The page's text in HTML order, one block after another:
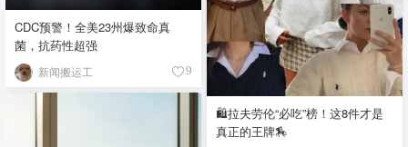
CDC预警！全美23州爆致命真
菌，抗药性超强
新闻搬运工 9
🛍️拉夫劳伦“必吃”榜！这8件才是
真正的王牌🏇